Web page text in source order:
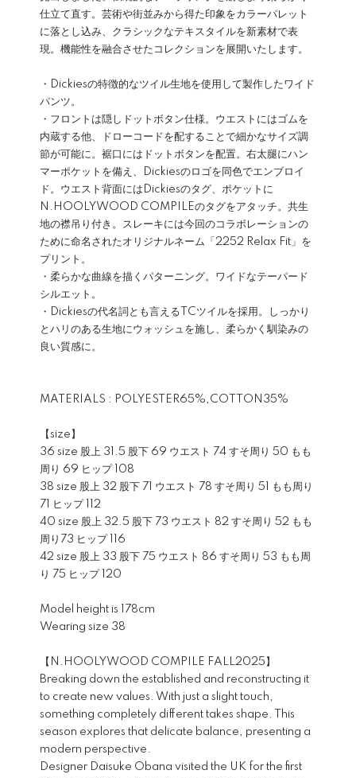
仕立て直す。芸術や街並みから得た印象をカラーパレット
に落とし込み、クラシックなテキスタイルを新素材で表
現。機能性を融合させたコレクションを展開いたします。
・Dickiesの特徴的なツイル生地を使用して製作したワイド
パンツ。
・フロントは隠しドットボタン仕様。ウエストにはゴムを
内蔵する他、ドローコードを配することで細かなサイズ調
節が可能に。裾口にはドットボタンを配置。右太腿にハン
マーポケットを備え、Dickiesのロゴを同色でエンブロイ
ド。ウエスト背面にはDickiesのタグ、ポケットに
N.HOOLYWOOD COMPILEのタグをアタッチ。共生
地の襟吊り付き。スレーキには今回のコラボレーションの
ために命名されたオリジナルネーム「2252 Relax Fit」を
プリント。
・柔らかな曲線を描くパターニング。ワイドなテーパード
シルエット。
・Dickiesの代名詞とも言えるTCツイルを採用。しっかり
とハリのある生地にウォッシュを施し、柔らかく馴染みの
良い質感に。
MATERIALS : POLYESTER65%,COTTON35%
【size】
36 size 股上 31.5 股下 69 ウエスト 74 すそ周り 50 もも
周り 69 ヒップ 108
38 size 股上 32 股下 71 ウエスト 78 すそ周り 51 もも周り
71 ヒップ 112
40 size 股上 32.5 股下 73 ウエスト 82 すそ周り 52 もも
周り73 ヒップ 116
42 size 股上 33 股下 75 ウエスト 86 すそ周り 53 もも周
り 75 ヒップ 120
Model height is 178cm
Wearing size 38
【N.HOOLYWOOD COMPILE FALL2025】
Breaking down the established and reconstructing it
to create new values. With just a slight touch,
something completely different takes shape. This
season explores that delicate balance, presenting a
modern perspective.
Designer Daisuke Obana visited the UK for the first